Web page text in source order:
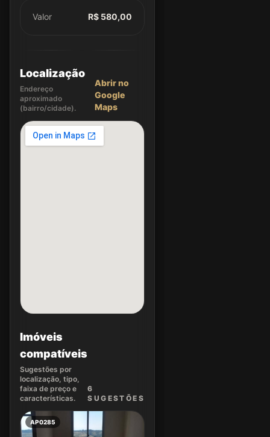
Valor R$ 580,00
Localização
Endereço
aproximado
(bairro/cidade).
Abrir no
Google
Maps
Imóveis
compatíveis
Sugestões por
localização, tipo,
faixa de preço e
características.
6
SUGEST ÕES
AP0285